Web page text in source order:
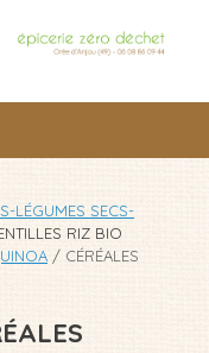
LÉGUMES SECS-
RIZ BIO
/ CÉRÉALES